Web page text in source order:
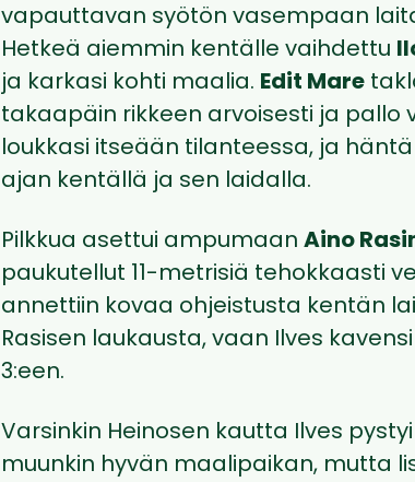
vapauttavan syötön vasempaan
Hetkeä aiemmin kentälle vaihdettu
ja karkasi kohti maalia. Edit Mare
takaapäin rikkeen arvoisesti ja pallo
loukkasi itseään tilanteessa, ja
ajan kentällä ja sen laidalla.
Pilkkua asettui ampumaan Aino
paukutellut 11-metrisiä tehokkaasti
annettiin kovaa ohjeistusta kentän
Rasisen laukausta, vaan Ilves
3:een.
Varsinkin Heinosen kautta Ilves
muunkin hyvän maalipaikan, mutta